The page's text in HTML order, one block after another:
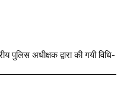
पुलिस अधीक्षक द्वारा की गयी विधि-